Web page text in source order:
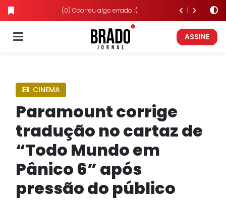
(0) Ocorreu algo errado :'(
ASSINE
CINEMA
Paramount corrige
tradução no cartaz de
“Todo Mundo em
Pânico 6” após
pressão do público